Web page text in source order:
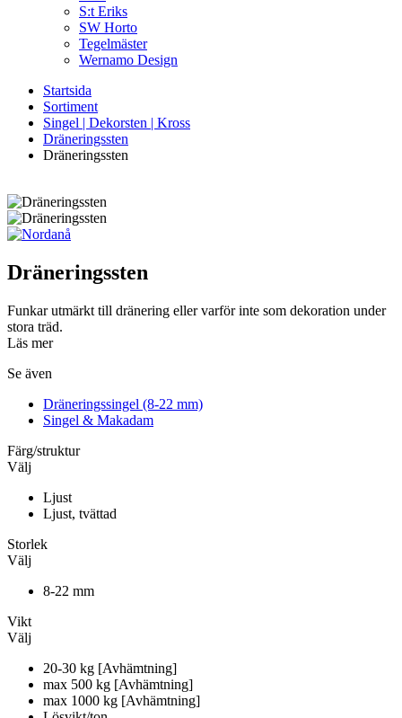
S:t Eriks
SW Horto
Tegelmäster
Wernamo Design
Startsida
Sortiment
Singel | Dekorsten | Kross
Dräneringssten
Dräneringssten
Dräneringssten
Funkar utmärkt till dränering eller varför inte som dekoration under
stora träd.
Läs mer
Se även
Dräneringssingel (8-22 mm)
Singel & Makadam
Färg/struktur
Välj
Ljust
Ljust, tvättad
Storlek
Välj
8-22 mm
Vikt
Välj
20-30 kg [Avhämtning]
max 500 kg [Avhämtning]
max 1000 kg [Avhämtning]